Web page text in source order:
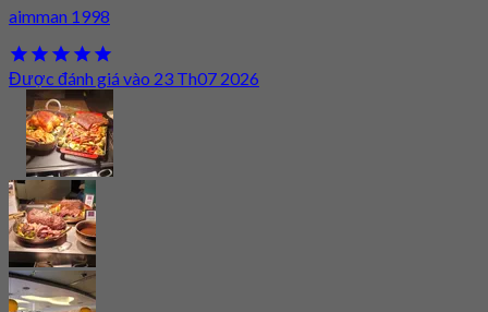
aimman 1998
Được đánh giá vào 23 Th07 2026